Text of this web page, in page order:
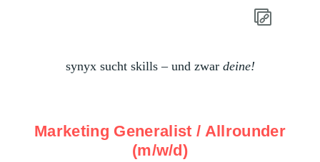
synyx sucht skills – und zwar deine!
Marketing Generalist / Allrounder
(m/w/d)